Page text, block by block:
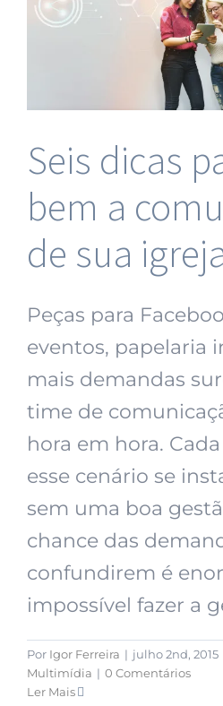
Seis dicas
bem a
de sua
Peças para
eventos, papelaria
mais demandas
time de
hora em hora.
esse cenário se
sem uma boa
chance das
confundirem é
impossível fazer a
Por Igor Ferreira | julho 2nd, 2015
Multimídia | 0 Comentários
Ler Mais